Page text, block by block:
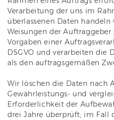
Verarbeitung der uns im
überlassenen Daten
Weisungen der
Vorgaben einer
DSGVO und verarbeiten die
als den auftragsgemäßen
Wir löschen die Daten nach
Gewährleistungs- und
Erforderlichkeit der
drei Jahre überprüft; im Fall